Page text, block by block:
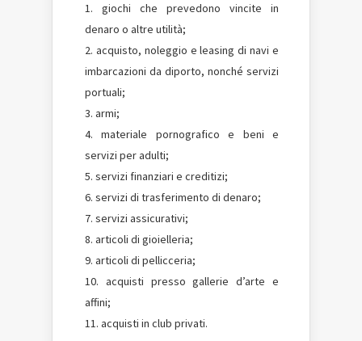
giochi che prevedono vincite in
denaro o altre utilità;
acquisto, noleggio e leasing di navi e
imbarcazioni da diporto, nonché servizi
portuali;
armi;
materiale pornografico e beni e
servizi per adulti;
servizi finanziari e creditizi;
servizi di trasferimento di denaro;
servizi assicurativi;
articoli di gioielleria;
articoli di pellicceria;
acquisti presso gallerie d’arte e
affini;
acquisti in club privati.